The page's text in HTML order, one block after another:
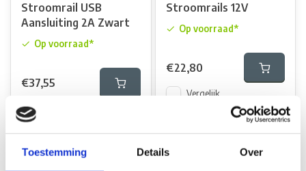
Toestemming Details Over
Stroomrail USB
Aansluiting 2A Zwart
Op voorraad*
€37,55
Stroomrails 12V
Op voorraad*
€22,80
Vergelijk